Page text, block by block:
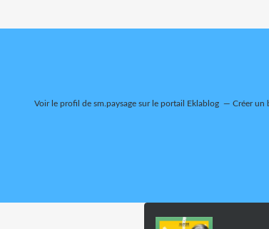
Voir le profil de sm.paysagesur le portail Eklablog Créer un